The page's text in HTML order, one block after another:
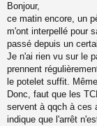
e
s
s
g
e
n
o
n
u
Bonjour,
ce matin encore, un
m'ont interpellé pour
passé depuis un
Je n'ai rien vu sur le
prennent
le potelet suffit.
Donc, faut que les
servent à qqch à ces
indique que l'arrêt